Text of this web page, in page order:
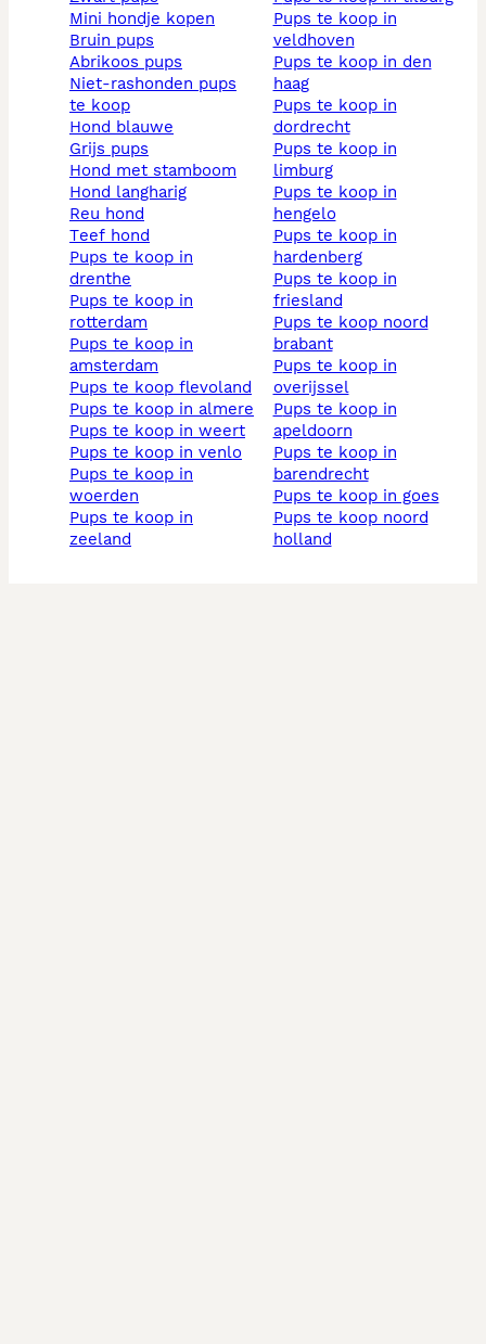
mini hondje kopen
bruin pups
abrikoos pups
niet-rashonden pups
te koop
hond blauwe
grijs pups
hond met stamboom
hond langharig
reu hond
teef hond
pups te koop in
drenthe
pups te koop in
rotterdam
pups te koop in
amsterdam
pups te koop flevoland
pups te koop in almere
pups te koop in weert
pups te koop in venlo
pups te koop in
woerden
pups te koop in
zeeland
pups te koop in
veldhoven
pups te koop in den
haag
pups te koop in
dordrecht
pups te koop in
limburg
pups te koop in
hengelo
pups te koop in
hardenberg
pups te koop in
friesland
pups te koop noord
brabant
pups te koop in
overijssel
pups te koop in
apeldoorn
pups te koop in
barendrecht
pups te koop in goes
pups te koop noord
holland